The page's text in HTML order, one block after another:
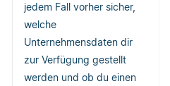
jedem Fall vorher sicher,
welche
Unternehmensdaten dir
zur Verfügung gestellt
werden und ob du einen